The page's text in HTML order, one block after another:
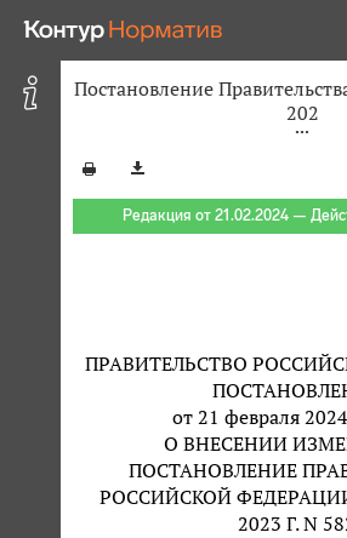
Постановление
202
Редакция от 21.02.2024 —
ПРАВИТЕЛЬСТВО
от 21 февраля
О ВНЕСЕНИИ
ПОСТАНОВЛЕНИЕ
РОССИЙСКОЙ
2023 Г. N